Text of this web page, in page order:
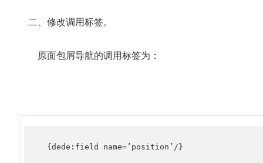
二、修改调用标签。
原面包屑导航的调用标签为：
{dede:field name=’position’/}